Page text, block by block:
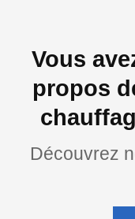
Vous
propos
Découvrez